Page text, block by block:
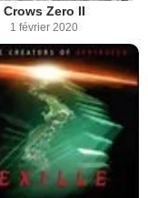
Crows Zero II
1 février 2020